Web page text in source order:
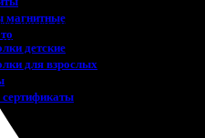
магнитные
детские
для взрослых
фото могу сказать, что
Фотография